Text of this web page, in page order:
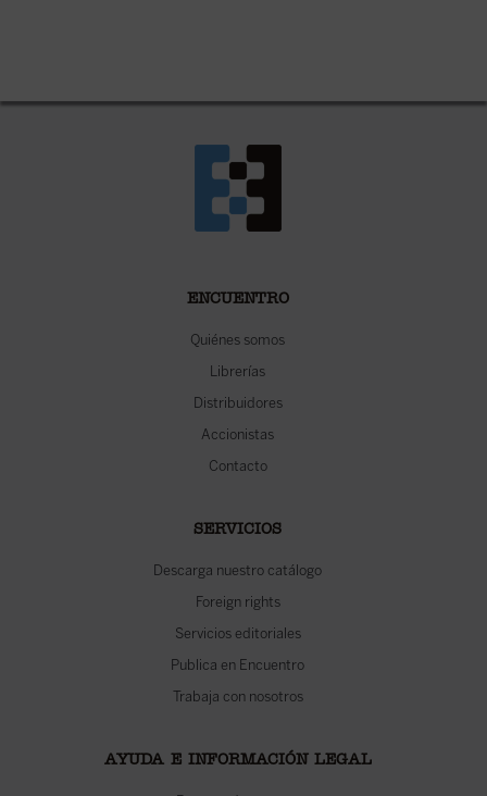
ENCUENTRO
Quiénes somos
Librerías
Distribuidores
Accionistas
Contacto
SERVICIOS
Descarga nuestro catálogo
Foreign rights
Servicios editoriales
Publica en Encuentro
Trabaja con nosotros
AYUDA E INFORMACIÓN LEGAL